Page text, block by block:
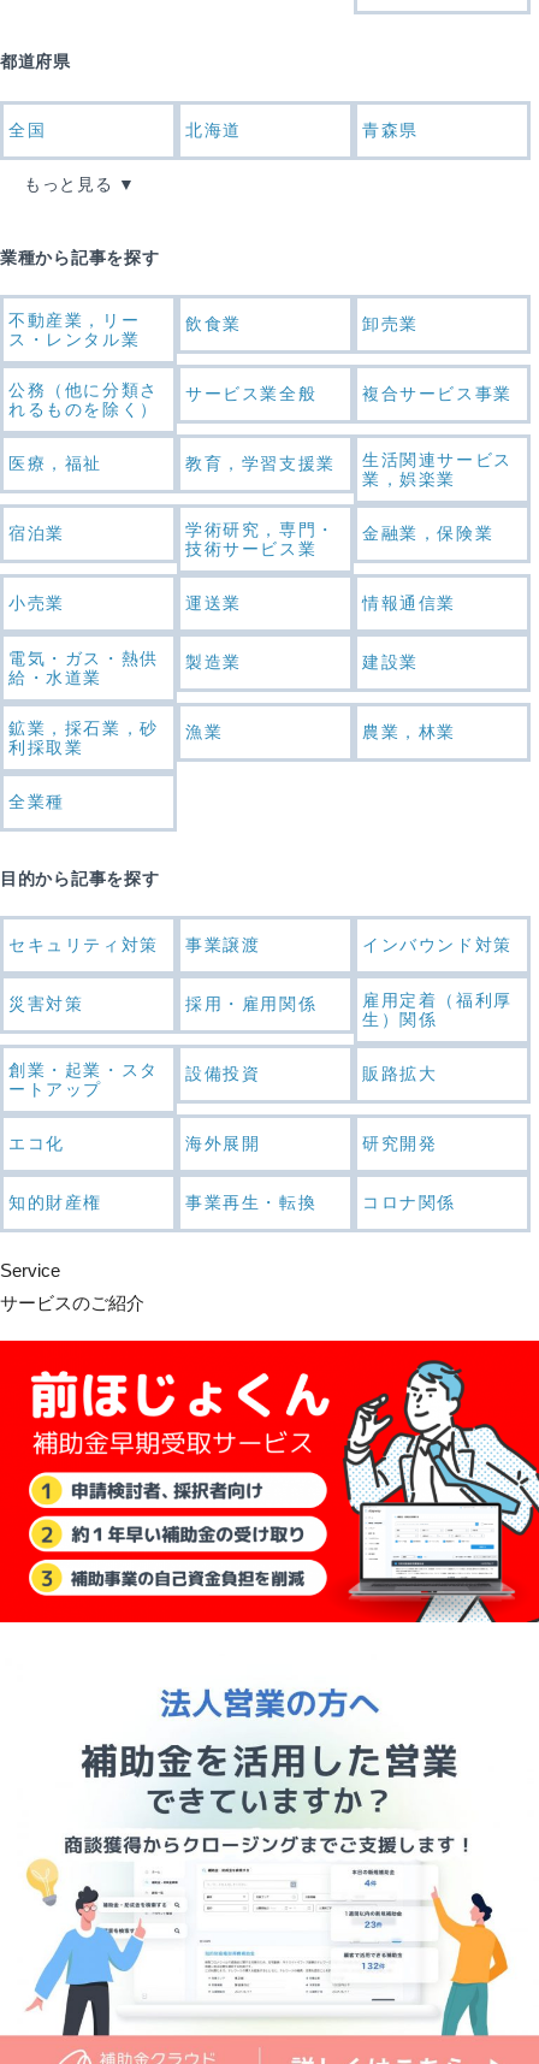
都道府県
全国 北海道 青森県
もっと見る
業種から記事を探す
不動産業，リー
ス・レンタル業
飲食業 卸売業
公務（他に分類さ
れるものを除く）
サービス業全般 複合サービス事業
医療，福祉 教育，学習支援業
生活関連サービス
業，娯楽業
宿泊業
学術研究，専門・
技術サービス業
金融業，保険業
小売業 運送業 情報通信業
電気・ガス・熱供
給・水道業
製造業 建設業
鉱業，採石業，砂
利採取業
漁業 農業，林業
全業種
目的から記事を探す
セキュリティ対策 事業譲渡 インバウンド対策
災害対策 採用・雇用関係
雇用定着（福利厚
生）関係
創業・起業・スタ
ートアップ
設備投資 販路拡大
エコ化 海外展開 研究開発
知的財産権 事業再生・転換 コロナ関係
Service
サービスのご紹介